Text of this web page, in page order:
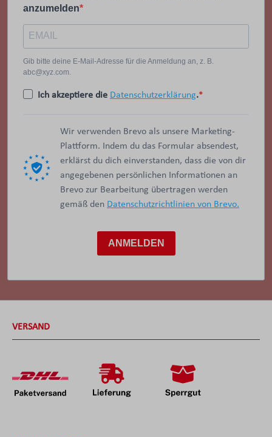
anzumelden
Gib bitte deine E-Mail-Adresse für die Anmeldung an, z. B.
abc@xyz.com.
Ich akzeptiere die Datenschutzerklärung.
Wir verwenden Brevo als unsere Marketing-
Plattform. Indem du das Formular absendest,
erklärst du dich einverstanden, dass die von dir
angegebenen persönlichen Informationen an
Brevo zur Bearbeitung übertragen werden
gemäß den Datenschutzrichtlinien von Brevo.
ANMELDEN
VERSAND